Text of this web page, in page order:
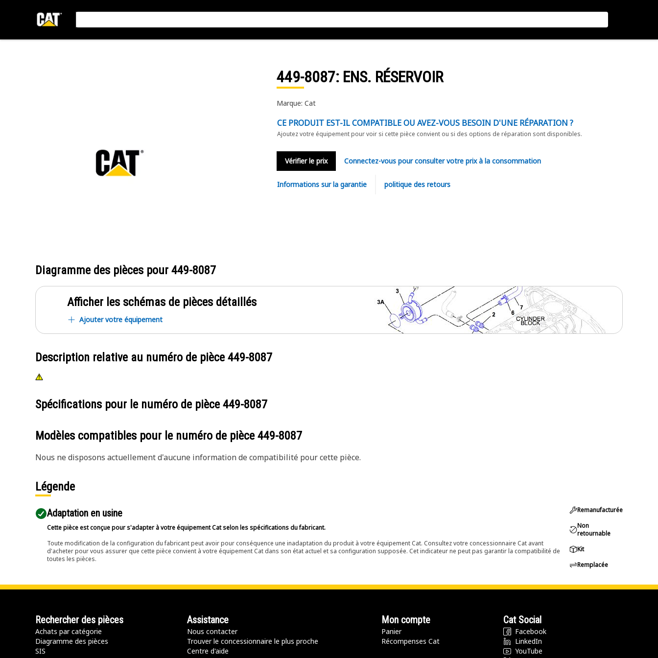
449-8087: ENS. RÉSERVOIR
Marque: Cat
CE PRODUIT EST-IL COMPATIBLE OU AVEZ-VOUS BESOIN D'UNE RÉPARATION ?
Ajoutez votre équipement pour voir si cette pièce convient ou si des options de réparation sont disponibles.
Vérifier le prix Connectez-vous pour consulter votre prix à la consommation
Informations sur la garantie politique des retours
Diagramme des pièces pour 449-8087
Afficher les schémas de pièces détaillés
Ajouter votre équipement
Description relative au numéro de pièce 449-8087
Spécifications pour le numéro de pièce 449-8087
Modèles compatibles pour le numéro de pièce 449-8087
Nous ne disposons actuellement d'aucune information de compatibilité pour cette pièce.
Légende
Adaptation en usine
Cette pièce est conçue pour s'adapter à votre équipement Cat selon les spécifications du fabricant.
Toute modification de la configuration du fabricant peut avoir pour conséquence une inadaptation du produit à votre équipement Cat. Consultez votre concessionnaire Cat avant
d'acheter pour vous assurer que cette pièce convient à votre équipement Cat dans son état actuel et sa configuration supposée. Cet indicateur ne peut pas garantir la compatibilité de
toutes les pièces.
Remanufacturée
Non
retournable
Kit
Remplacée
Rechercher des pièces
Achats par catégorie
Diagramme des pièces
SIS
Assistance
Nous contacter
Trouver le concessionnaire le plus proche
Centre d'aide
Mon compte
Panier
Récompenses Cat
Cat Social
Facebook
LinkedIn
YouTube